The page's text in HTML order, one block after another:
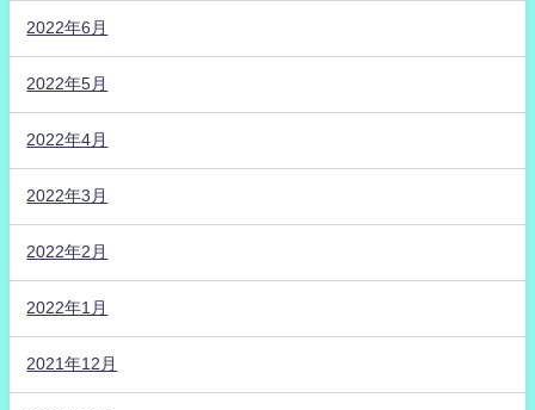
2022年6月
2022年5月
2022年4月
2022年3月
2022年2月
2022年1月
2021年12月